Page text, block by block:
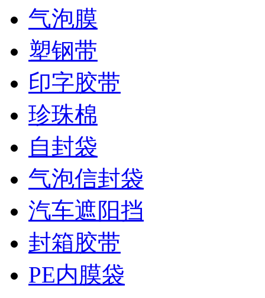
气泡膜
塑钢带
印字胶带
珍珠棉
自封袋
气泡信封袋
汽车遮阳挡
封箱胶带
PE内膜袋